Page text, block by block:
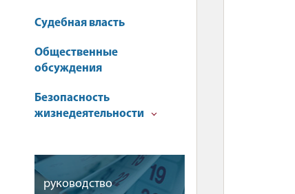
Судебная власть
Общественные
обсуждения
Безопасность
жизнедеятельности
руководство